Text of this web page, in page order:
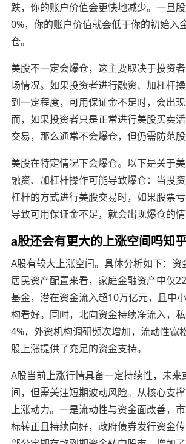
跌，你的账户价值会更快地减少。一旦
0%，你的账户价值就会低于你的初始入
仓。
美股不一定会爆仓，这主要取决于投资
场情况。如果投资者进行融资、加杠杆
到一定程度，可用保证金不足时，会出
而，如果投资者只是正常进行美股买卖
交易，那么通常不会爆仓，但仍需防范股
美股在特定情况下会爆仓。以下是关于
融资、加杠杆操作可能导致爆仓：当投
杠杆的方式进行美股交易时，如果股票亏
导致可用保证金不足，就会出现爆仓的情
a股还会有更大的上涨空间吗知
A股有较大上涨空间。具体分析如下：资
居民资产配置来看，家庭金融资产中仅
基金，潜在资金流入超10万亿元，且中
构看好。同时，北向资金持续净流入，
4%，外资机构调研频次增加，流动性宽
股上涨提供了充足的资金支持。
A股当前上涨行情具备一定持续性，未来
间，但需关注短期波动风险。从核心支
上涨动力。一是流动性与资金面改善，
标转正且持续向好，政府债券发行资金传